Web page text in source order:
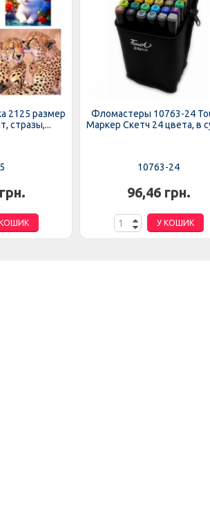
2125 размер
стразы,...
Фломастеры 10763-24
Маркер Скетч 24 цвета, в
10763-24
96,46 грн.
У КОШИК